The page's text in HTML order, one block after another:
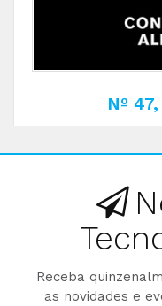
Nº
Receba
as novidades e